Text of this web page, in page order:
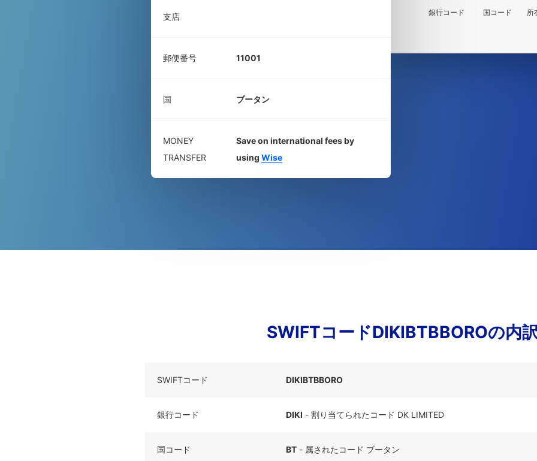
支店
郵便番号 11001
国 ブータン
MONEY
TRANSFER
Save on international fees by
using Wise
銀行コード 国コード 所
SWIFTコードDIKIBTBBOROの内
SWIFTコード DIKIBTBBORO
銀行コード DIKI - 割り当てられたコード DK LIMITED
国コード BT - 属されたコード ブータン